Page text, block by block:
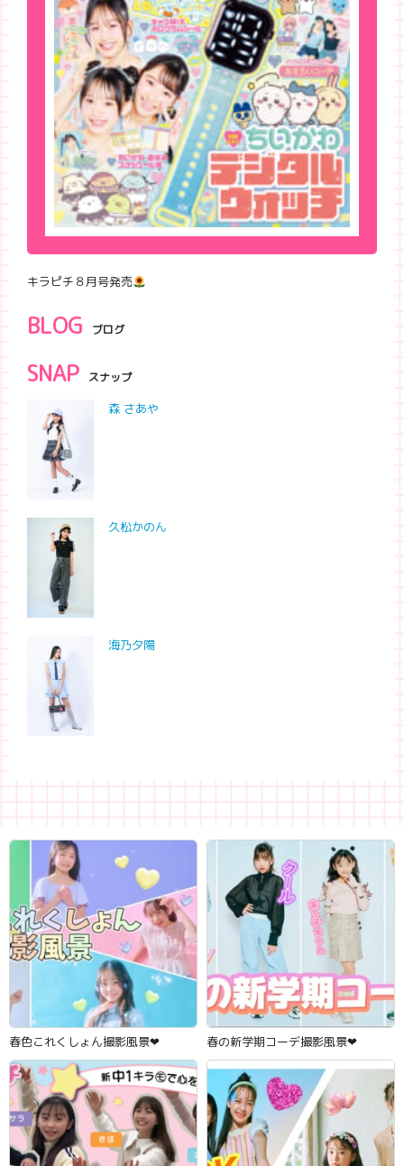
キラピチ８月号発売
BLOG ブログ
SNAP スナップ
森 さあや
久松かのん
海乃夕陽
春色これくしょん撮影風景‪‪❤︎‬ 春の新学期コーデ撮影風景‪‪❤︎‬